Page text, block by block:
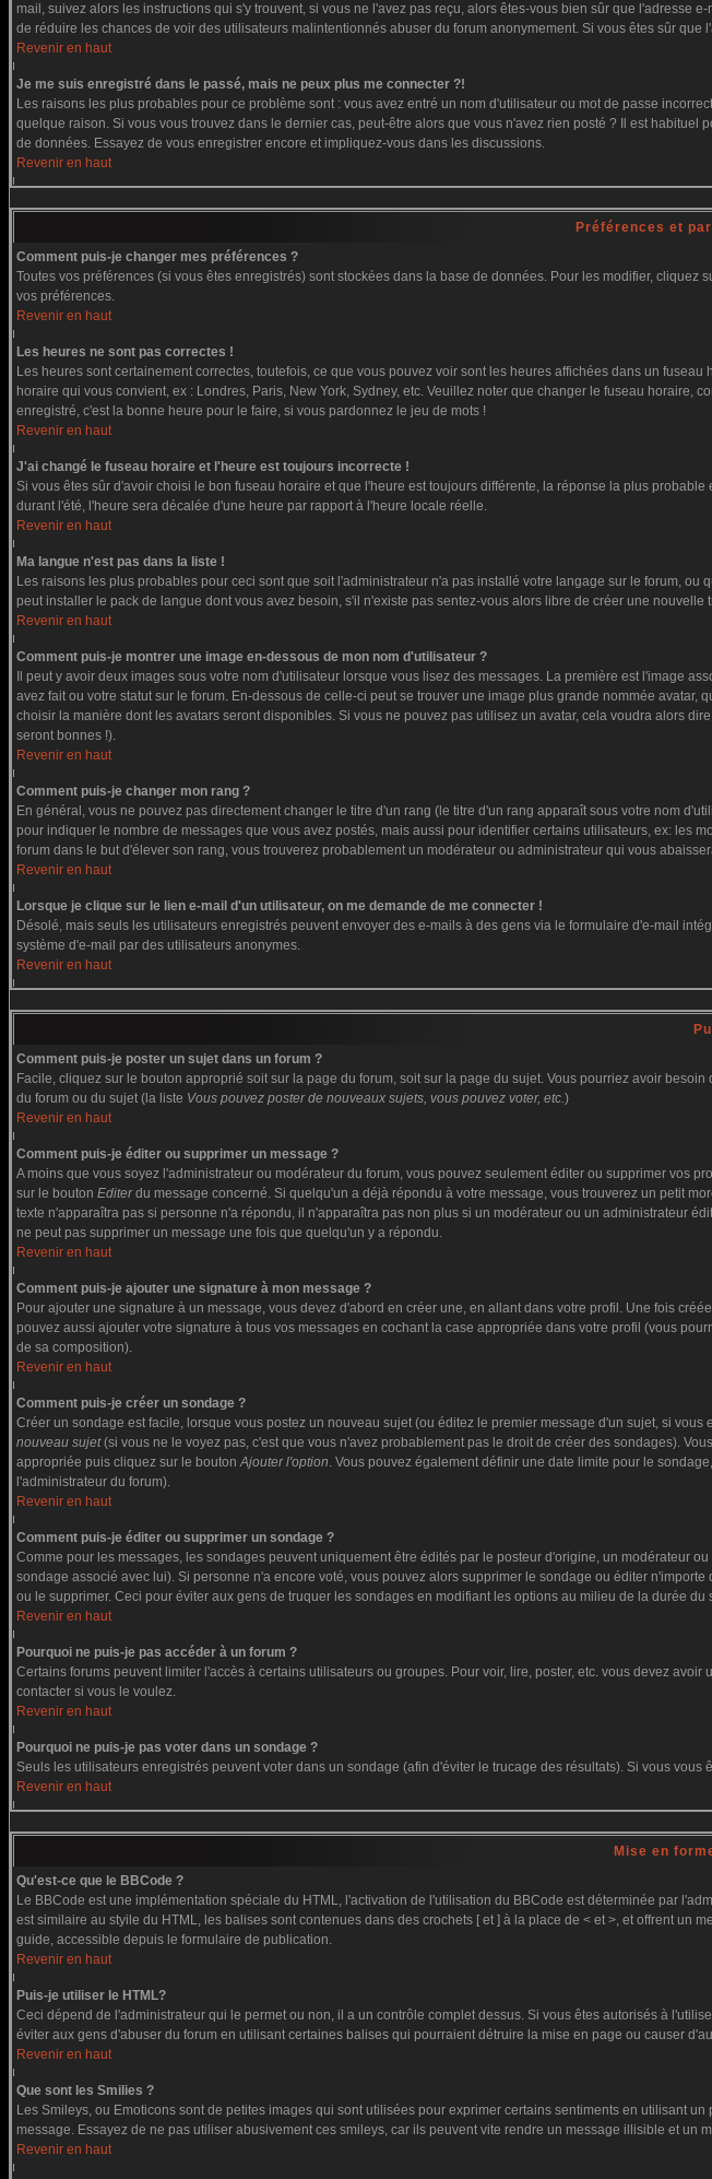
mail, suivez alors les instructions qui s'y trouvent, si vous ne l'avez pas reçu, alors êtes-vous bien sûr que
de réduire les chances de voir des utilisateurs malintentionnés abuser du forum anonymement. Si vous êtes sûr
Revenir en haut
Je me suis enregistré dans le passé, mais ne peux plus me connecter ?!
Les raisons les plus probables pour ce problème sont : vous avez entré un nom d'utilisateur ou mot de passe
quelque raison. Si vous vous trouvez dans le dernier cas, peut-être alors que vous n'avez rien posté ? Il est
de données. Essayez de vous enregistrer encore et impliquez-vous dans les discussions.
Revenir en haut
Préférences et
Comment puis-je changer mes préférences ?
Toutes vos préférences (si vous êtes enregistrés) sont stockées dans la base de données. Pour les modifier, cliquez
vos préférences.
Revenir en haut
Les heures ne sont pas correctes !
Les heures sont certainement correctes, toutefois, ce que vous pouvez voir sont les heures affichées dans un
horaire qui vous convient, ex : Londres, Paris, New York, Sydney, etc. Veuillez noter que changer le fuseau
enregistré, c'est la bonne heure pour le faire, si vous pardonnez le jeu de mots !
Revenir en haut
J'ai changé le fuseau horaire et l'heure est toujours incorrecte !
Si vous êtes sûr d'avoir choisi le bon fuseau horaire et que l'heure est toujours différente, la réponse la plus
durant l'été, l'heure sera décalée d'une heure par rapport à l'heure locale réelle.
Revenir en haut
Ma langue n'est pas dans la liste !
Les raisons les plus probables pour ceci sont que soit l'administrateur n'a pas installé votre langage sur le forum,
peut installer le pack de langue dont vous avez besoin, s'il n'existe pas sentez-vous alors libre de créer une
Revenir en haut
Comment puis-je montrer une image en-dessous de mon nom d'utilisateur ?
Il peut y avoir deux images sous votre nom d'utilisateur lorsque vous lisez des messages. La première est l'image
avez fait ou votre statut sur le forum. En-dessous de celle-ci peut se trouver une image plus grande nommée
choisir la manière dont les avatars seront disponibles. Si vous ne pouvez pas utilisez un avatar, cela voudra alors
seront bonnes !).
Revenir en haut
Comment puis-je changer mon rang ?
En général, vous ne pouvez pas directement changer le titre d'un rang (le titre d'un rang apparaît sous votre nom
pour indiquer le nombre de messages que vous avez postés, mais aussi pour identifier certains utilisateurs, ex: les
forum dans le but d'élever son rang, vous trouverez probablement un modérateur ou administrateur qui vous
Revenir en haut
Lorsque je clique sur le lien e-mail d'un utilisateur, on me demande de me connecter !
Désolé, mais seuls les utilisateurs enregistrés peuvent envoyer des e-mails à des gens via le formulaire d'e-mail
système d'e-mail par des utilisateurs anonymes.
Revenir en haut
Comment puis-je poster un sujet dans un forum ?
Facile, cliquez sur le bouton approprié soit sur la page du forum, soit sur la page du sujet. Vous pourriez avoir
du forum ou du sujet (la liste Vous pouvez poster de nouveaux sujets, vous pouvez voter, etc.)
Revenir en haut
Comment puis-je éditer ou supprimer un message ?
A moins que vous soyez l'administrateur ou modérateur du forum, vous pouvez seulement éditer ou supprimer vos
sur le bouton Editerdu message concerné. Si quelqu'un a déjà répondu à votre message, vous trouverez un petit
texte n'apparaîtra pas si personne n'a répondu, il n'apparaîtra pas non plus si un modérateur ou un administrateur
ne peut pas supprimer un message une fois que quelqu'un y a répondu.
Revenir en haut
Comment puis-je ajouter une signature à mon message ?
Pour ajouter une signature à un message, vous devez d'abord en créer une, en allant dans votre profil. Une fois
pouvez aussi ajouter votre signature à tous vos messages en cochant la case appropriée dans votre profil (vous
de sa composition).
Revenir en haut
Comment puis-je créer un sondage ?
Créer un sondage est facile, lorsque vous postez un nouveau sujet (ou éditez le premier message d'un sujet, si
nouveau sujet(si vous ne le voyez pas, c'est que vous n'avez probablement pas le droit de créer des sondages).
appropriée puis cliquez sur le boutonAjouter l'option. Vous pouvez également définir une date limite pour le
l'administrateur du forum).
Revenir en haut
Comment puis-je éditer ou supprimer un sondage ?
Comme pour les messages, les sondages peuvent uniquement être édités par le posteur d'origine, un modérateur
sondage associé avec lui). Si personne n'a encore voté, vous pouvez alors supprimer le sondage ou éditer
ou le supprimer. Ceci pour éviter aux gens de truquer les sondages en modifiant les options au milieu de la durée du
Revenir en haut
Pourquoi ne puis-je pas accéder à un forum ?
Certains forums peuvent limiter l'accès à certains utilisateurs ou groupes. Pour voir, lire, poster, etc. vous devez
contacter si vous le voulez.
Revenir en haut
Pourquoi ne puis-je pas voter dans un sondage ?
Seuls les utilisateurs enregistrés peuvent voter dans un sondage (afin d'éviter le trucage des résultats). Si vous
Revenir en haut
Mise en
Qu'est-ce que le BBCode ?
Le BBCode est une implémentation spéciale du HTML, l'activation de l'utilisation du BBCode est déterminée par
est similaire au styile du HTML, les balises sont contenues dans des crochets [ et ] à la place de < et >, et offrent
guide, accessible depuis le formulaire de publication.
Revenir en haut
Puis-je utiliser le HTML?
Ceci dépend de l'administrateur qui le permet ou non, il a un contrôle complet dessus. Si vous êtes autorisés à
éviter aux gens d'abuser du forum en utilisant certaines balises qui pourraient détruire la mise en page ou causer
Revenir en haut
Que sont les Smilies ?
Les Smileys, ou Emoticons sont de petites images qui sont utilisées pour exprimer certains sentiments en utilisant
message. Essayez de ne pas utiliser abusivement ces smileys, car ils peuvent vite rendre un message illisible et
Revenir en haut